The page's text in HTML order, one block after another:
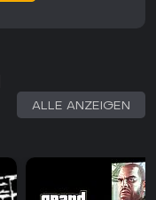
ALLE ANZEIGEN